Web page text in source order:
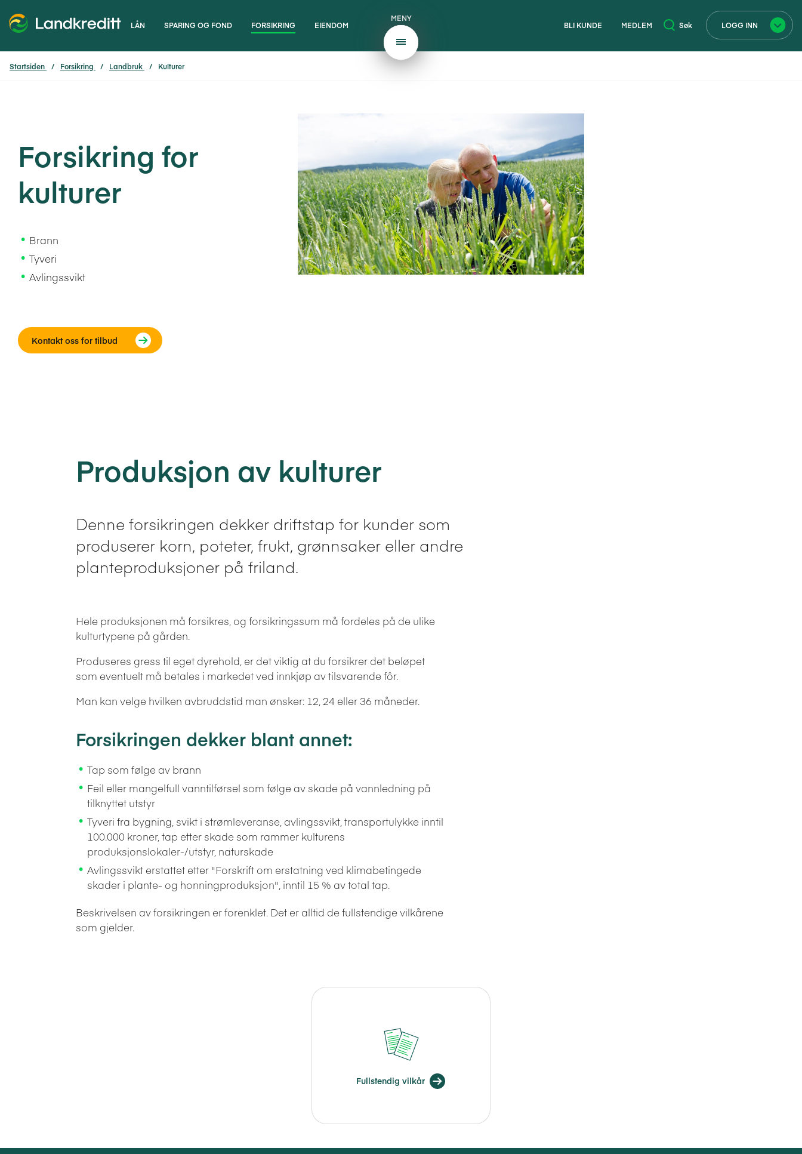
LÅN SPARING OG FOND FORSIKRING EIENDOM
MENY
BLI KUNDE MEDLEM Søk LOGG INN
Startsiden Forsikring Landbruk Kulturer
Forsikring for
kulturer
Brann
Tyveri
Avlingssvikt
Kontakt oss for tilbud
Produksjon av kulturer
Denne forsikringen dekker driftstap for kunder som
produserer korn, poteter, frukt, grønnsaker eller andre
planteproduksjoner på friland.
Hele produksjonen må forsikres, og forsikringssum må fordeles på de ulike
kulturtypene på gården.
Produseres gress til eget dyrehold, er det viktig at du forsikrer det beløpet
som eventuelt må betales i markedet ved innkjøp av tilsvarende fôr.
Man kan velge hvilken avbruddstid man ønsker: 12, 24 eller 36 måneder.
Forsikringen dekker blant annet:
Tap som følge av brann
Feil eller mangelfull vanntilførsel som følge av skade på vannledning på
tilknyttet utstyr
Tyveri fra bygning, svikt i strømleveranse, avlingssvikt, transportulykke inntil
100.000 kroner, tap etter skade som rammer kulturens
produksjonslokaler-/utstyr, naturskade
Avlingssvikt erstattet etter "Forskrift om erstatning ved klimabetingede
skader i plante- og honningproduksjon", inntil 15 % av total tap.
Beskrivelsen av forsikringen er forenklet. Det er alltid de fullstendige vilkårene
som gjelder.
Fullstendig vilkår